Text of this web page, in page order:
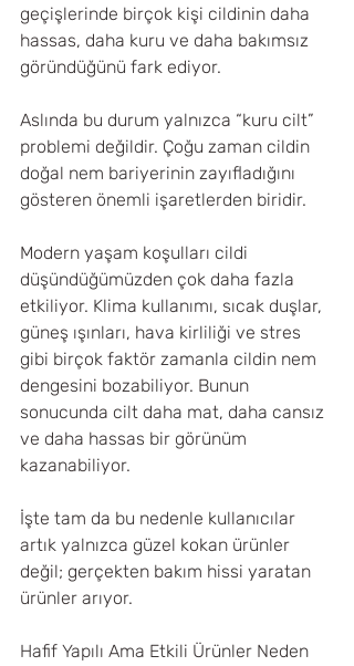
geçişlerinde birçok kişi cildinin daha
hassas, daha kuru ve daha bakımsız
göründüğünü fark ediyor.
Aslında bu durum yalnızca “kuru cilt”
problemi değildir. Çoğu zaman cildin
doğal nem bariyerinin zayıfladığını
gösteren önemli işaretlerden biridir.
Modern yaşam koşulları cildi
düşündüğümüzden çok daha fazla
etkiliyor. Klima kullanımı, sıcak duşlar,
güneş ışınları, hava kirliliği ve stres
gibi birçok faktör zamanla cildin nem
dengesini bozabiliyor. Bunun
sonucunda cilt daha mat, daha cansız
ve daha hassas bir görünüm
kazanabiliyor.
İşte tam da bu nedenle kullanıcılar
artık yalnızca güzel kokan ürünler
değil; gerçekten bakım hissi yaratan
ürünler arıyor.
Hafif Yapılı Ama Etkili Ürünler Neden